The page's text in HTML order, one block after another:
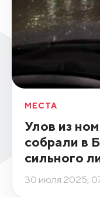
МЕСТА
Улов из
собрали в
сильного
30 июля 2025,